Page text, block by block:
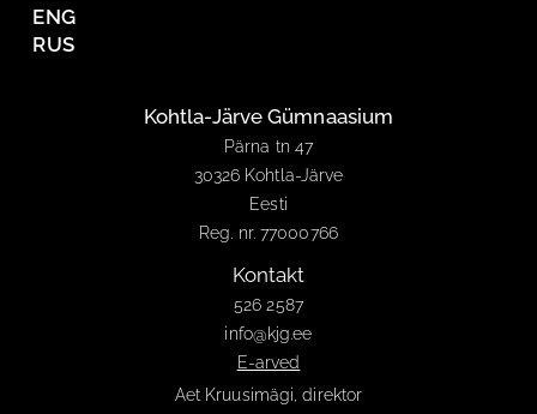
ENG
RUS
Kohtla-Järve Gümnaasium
Pärna tn 47
30326 Kohtla-Järve
Eesti
Reg. nr. 77000766
Kontakt
526 2587
info@kjg.ee
E-arved
Aet Kruusimägi, direktor